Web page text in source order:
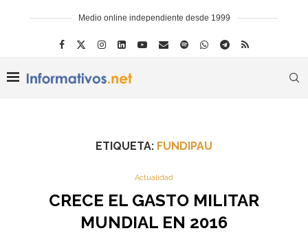
Medio online independiente desde 1999
ETIQUETA: FUNDIPAU
Actualidad
CRECE EL GASTO MILITAR
MUNDIAL EN 2016